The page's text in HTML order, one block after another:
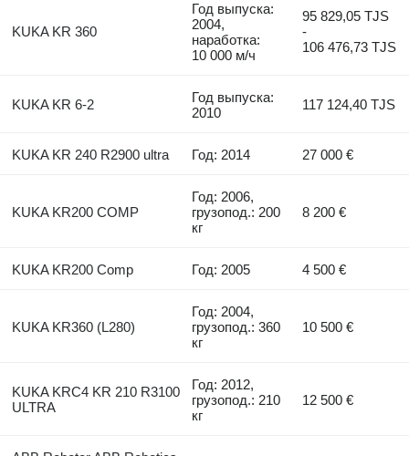
KUKA KR 360
Год выпуска:
2004,
наработка:
10 000 м/ч
95 829,05 TJS
-
106 476,73 TJS
KUKA KR 6-2
Год выпуска:
2010
117 124,40 TJS
KUKA KR 240 R2900 ultra Год: 2014 27 000 €
KUKA KR200 COMP
Год: 2006,
грузопод.: 200
кг
8 200 €
KUKA KR200 Comp Год: 2005 4 500 €
KUKA KR360 (L280)
Год: 2004,
грузопод.: 360
кг
10 500 €
KUKA KRC4 KR 210 R3100
ULTRA
Год: 2012,
грузопод.: 210
кг
12 500 €